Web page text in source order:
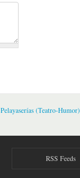
Pelayaserías (Teatro-Humor)
RSS Feeds